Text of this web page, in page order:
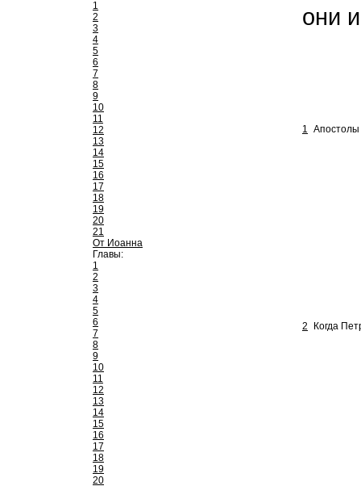
1
2
3
4
5
6
7
8
9
10
11
12
13
14
15
16
17
18
19
20
21
От Иоанна
Главы:
1
2
3
4
5
6
7
8
9
10
11
12
13
14
15
16
17
18
19
20
они
1 Апостолы
2 Когда